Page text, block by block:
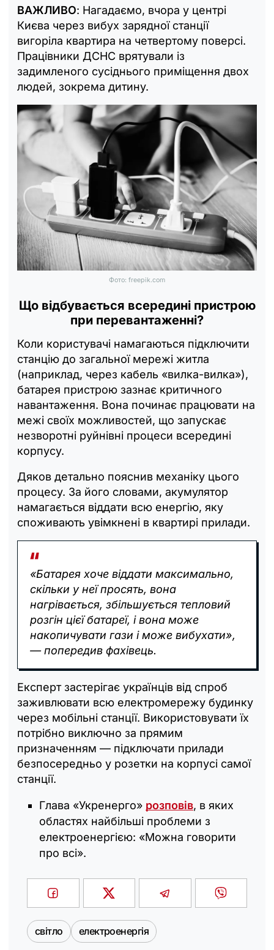
ВАЖЛИВО: Нагадаємо, вчора у центрі
Києва через вибух зарядної станції
вигоріла квартира на четвертому поверсі.
Працівники ДСНС врятували із
задимленого сусіднього приміщення двох
людей, зокрема дитину.
Фото: freepik.com
Що відбувається всередині пристрою
при перевантаженні?
Коли користувачі намагаються підключити
станцію до загальної мережі житла
(наприклад, через кабель «вилка-вилка»),
батарея пристрою зазнає критичного
навантаження. Вона починає працювати на
межі своїх можливостей, що запускає
незворотні руйнівні процеси всередині
корпусу.
Дяков детально пояснив механіку цього
процесу. За його словами, акумулятор
намагається віддати всю енергію, яку
споживають увімкнені в квартирі прилади.
«Батарея хоче віддати максимально,
скільки у неї просять, вона
нагрівається, збільшується тепловий
розгін цієї батареї, і вона може
накопичувати гази і може вибухати»,
— попередив фахівець.
Експерт застерігає українців від спроб
заживлювати всю електромережу будинку
через мобільні станції. Використовувати їх
потрібно виключно за прямим
призначенням — підключати прилади
безпосередньо у розетки на корпусі самої
станції.
Глава «Укренерго» розповів, в яких
областях найбільші проблеми з
електроенергією: «Можна говорити
про всі».
світло електроенергія